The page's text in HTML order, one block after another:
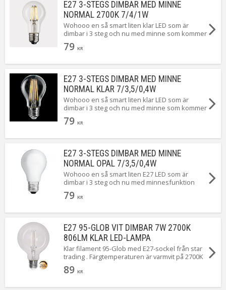
E27 3-STEGS DIMBAR MED MINNE
NORMAL 2700K 7/4/1W
Wohooo en så smart liten klar LED som är
dimbar i 3 steg och nu med minne som kommer
ihåg ljusstyrkan när lampan släcks. Du byter
enkelt ljusstyrka genom att tända och släcka
79 KR
E27 3-STEGS DIMBAR MED MINNE
NORMAL KLAR 7/3,5/0,4W
Wohooo en så smart liten klar LED som är
dimbar i 3 steg och nu med minne som kommer
ihåg ljusstyrkan när lampan släcks. Du byter
enkelt ljusstyrka genom att tända och släcka
79 KR
E27 3-STEGS DIMBAR MED MINNE
NORMAL OPAL 7/3,5/0,4W
Wohooo en så smart liten E27 LED som är
dimbar i 3 steg och nu med minnesfunktion
som kommer ihåg senaste ljusstyrkan. När du
först tänder ger den 7W. Släck och tänd igen så
0,4W ...Magiskt!
79 KR
E27 95-GLOB VIT DIMBAR 7W 2700K
806LM KLAR LED-LAMPA
Klar filament 95-Glob med E27-sockel från star
trading . Färgtemperaturen är varmvit på 2700K
och på 806 lumen. Lampan är också
dimmerkompatibel. Den här ljuskällan har vita
89 KR